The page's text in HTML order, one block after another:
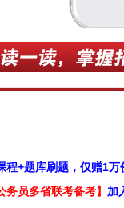
程+题库刷题，仅赠1万
务员多省联考备考】 加